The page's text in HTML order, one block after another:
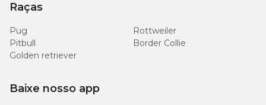
Raças
Pug
Rottweiler
Pitbull
Border Collie
Golden retriever
Baixe nosso app